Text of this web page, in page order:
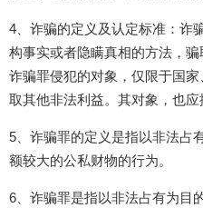
4、诈骗的定义及认定标准：诈
构事实或者隐瞒真相的方法，骗
诈骗罪侵犯的对象，仅限于国
取其他非法利益。其对象，也应
5、诈骗罪的定义是指以非法占
额较大的公私财物的行为。
6、诈骗罪是指以非法占有为目